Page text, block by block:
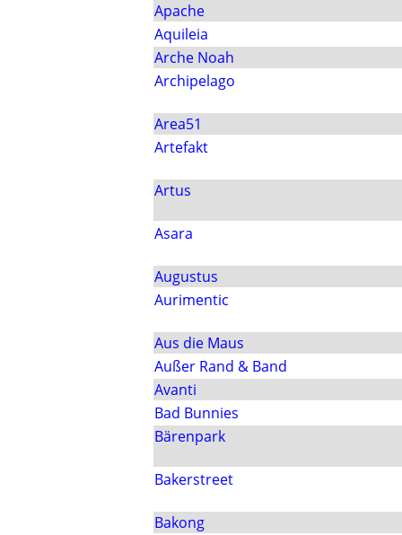
Apache
Aquileia
Arche Noah
Archipelago
Area51
Artefakt
Artus
Asara
Augustus
Aurimentic
Aus die Maus
Außer Rand & Band
Avanti
Bad Bunnies
Bärenpark
Bakerstreet
Bakong